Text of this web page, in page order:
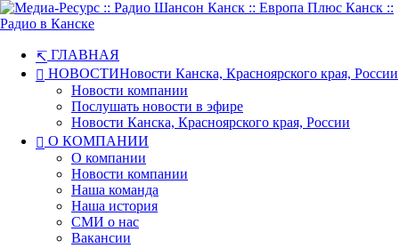
ГЛАВНАЯ
НОВОСТИНовости Канска, Красноярского края, России
Новости компании
Послушать новости в эфире
Новости Канска, Красноярского края, России
О КОМПАНИИ
О компании
Новости компании
Наша команда
Наша история
СМИ о нас
Вакансии